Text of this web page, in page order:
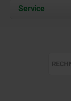
Kontakt
Dokumente
Service